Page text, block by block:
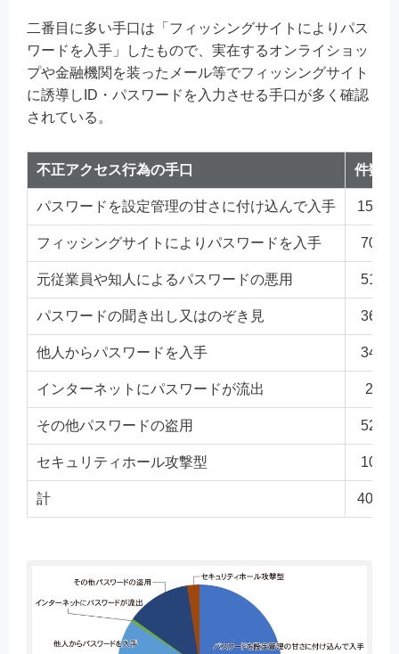
二番目に多い手口は「フィッシングサイトによりパス
ワードを入手」したもので、実在するオンライショッ
プや金融機関を装ったメール等でフィッシングサイト
に誘導しID・パスワードを入力させる手口が多く確認
されている。
不正アクセス行為の手口 件数
パスワードを設定管理の甘さに付け込んで入手 153
フィッシングサイトによりパスワードを入手 70
元従業員や知人によるパスワードの悪用 51
パスワードの聞き出し又はのぞき見 36
他人からパスワードを入手 34
インターネットにパスワードが流出 2
その他パスワードの盗用 52
セキュリティホール攻撃型 10
計 408